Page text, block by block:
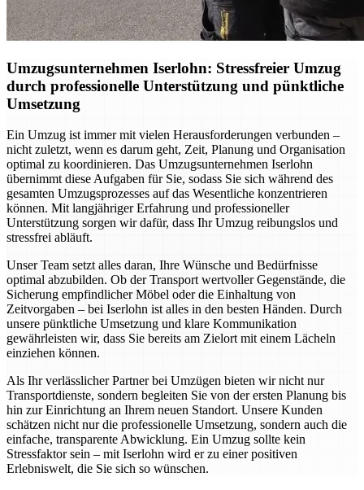
Umzugsunternehmen Iserlohn: Stressfreier Umzug
durch professionelle Unterstützung und pünktliche
Umsetzung
Ein Umzug ist immer mit vielen Herausforderungen verbunden –
nicht zuletzt, wenn es darum geht, Zeit, Planung und Organisation
optimal zu koordinieren. Das Umzugsunternehmen Iserlohn
übernimmt diese Aufgaben für Sie, sodass Sie sich während des
gesamten Umzugsprozesses auf das Wesentliche konzentrieren
können. Mit langjähriger Erfahrung und professioneller
Unterstützung sorgen wir dafür, dass Ihr Umzug reibungslos und
stressfrei abläuft.
Unser Team setzt alles daran, Ihre Wünsche und Bedürfnisse
optimal abzubilden. Ob der Transport wertvoller Gegenstände, die
Sicherung empfindlicher Möbel oder die Einhaltung von
Zeitvorgaben – bei Iserlohn ist alles in den besten Händen. Durch
unsere pünktliche Umsetzung und klare Kommunikation
gewährleisten wir, dass Sie bereits am Zielort mit einem Lächeln
einziehen können.
Als Ihr verlässlicher Partner bei Umzügen bieten wir nicht nur
Transportdienste, sondern begleiten Sie von der ersten Planung bis
hin zur Einrichtung an Ihrem neuen Standort. Unsere Kunden
schätzen nicht nur die professionelle Umsetzung, sondern auch die
einfache, transparente Abwicklung. Ein Umzug sollte kein
Stressfaktor sein – mit Iserlohn wird er zu einer positiven
Erlebniswelt, die Sie sich so wünschen.